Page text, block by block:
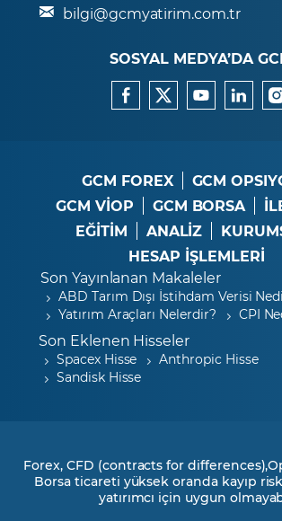
bilgi@gcmyatirim.com.tr
SOSYAL MEDYA’DA
GCM FOREX
GCM
GCM VİOP
GCM BORSA
EĞİTİM
ANALİZ
HESAP İŞLEMLERİ
Son Yayınlanan Makaleler
ABD Tarım Dışı İstihdam Verisi
Yatırım Araçları Nelerdir?
CPI
Son Eklenen Hisseler
Spacex Hisse
Anthropic Hisse
Sandisk Hisse
Forex, CFD (contracts for
Borsa ticareti yüksek oranda kayıp
yatırımcı için uygun